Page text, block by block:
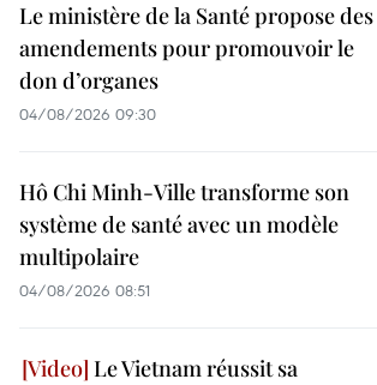
Le ministère de la Santé propose des
amendements pour promouvoir le
don d’organes
04/08/2026 09:30
Hô Chi Minh-Ville transforme son
système de santé avec un modèle
multipolaire
04/08/2026 08:51
Le Vietnam réussit sa